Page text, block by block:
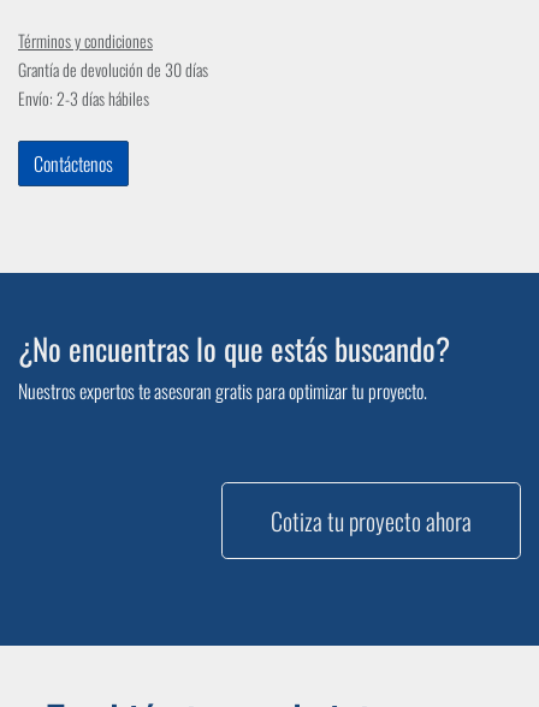
Términos y condiciones
Grantía de devolución de 30 días
Envío: 2-3 días hábiles
Contáctenos
¿No encuentras lo que estás buscando?
Nuestros expertos te asesoran gratis para optimizar tu proyecto.
Cotiza tu proyecto ahora